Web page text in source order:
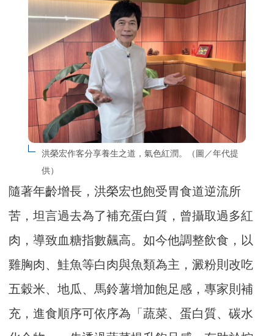
洪榮宏作客分享養生之道，氣色紅潤。（圖／年代提
供）
隨著年齡增長，洪榮宏也飽受胃食道逆流所
苦，坦言過去為了補充蛋白質，曾攝取過多紅
肉，導致血糖指數飆高。如今他調整飲食，以
雞胸肉、鮭魚等白肉與魚類為主，澱粉則改吃
五穀米、地瓜、馬鈴薯增加飽足感，專家則補
充，進食順序可依序為「蔬菜、蛋白質、碳水